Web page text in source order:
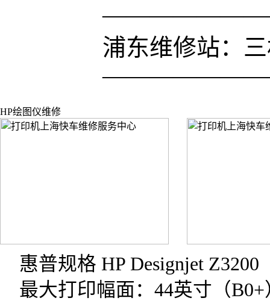
浦东维修站：
HP绘图仪维修
惠普规格 HP Designjet Z3200
最大打印幅面：44英寸（B0+